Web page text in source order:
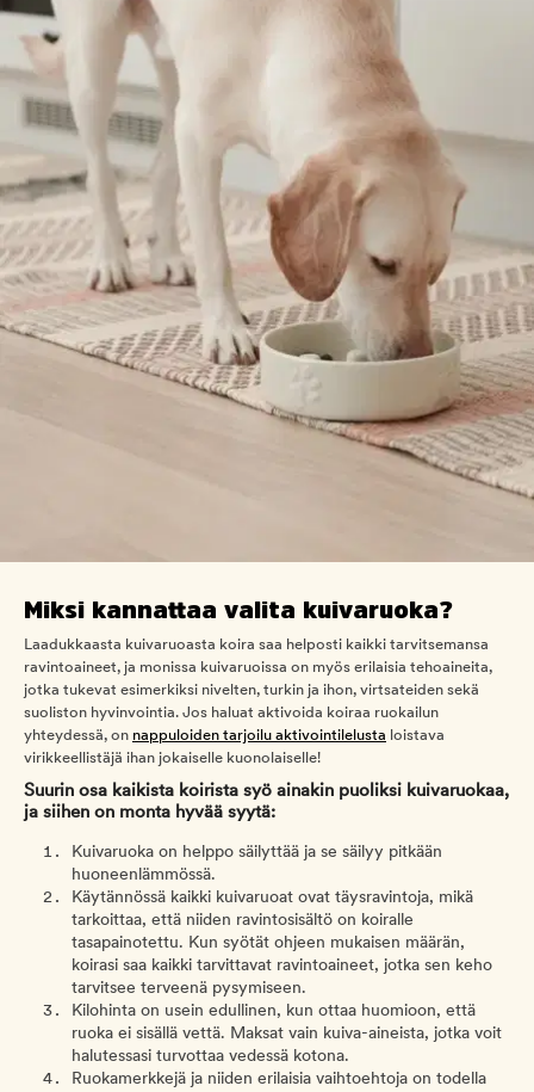
Miksi kannattaa valita kuivaruoka?
Laadukkaasta kuivaruoasta koira saa helposti kaikki tarvitsemansa
ravintoaineet, ja monissa kuivaruoissa on myös erilaisia tehoaineita,
jotka tukevat esimerkiksi nivelten, turkin ja ihon, virtsateiden sekä
suoliston hyvinvointia. Jos haluat aktivoida koiraa ruokailun
yhteydessä, on nappuloiden tarjoilu aktivointilelusta loistava
virikkeellistäjä ihan jokaiselle kuonolaiselle!
Suurin osa kaikista koirista syö ainakin puoliksi kuivaruokaa,
ja siihen on monta hyvää syytä:
Kuivaruoka on helppo säilyttää ja se säilyy pitkään
huoneenlämmössä.
Käytännössä kaikki kuivaruoat ovat täysravintoja, mikä
tarkoittaa, että niiden ravintosisältö on koiralle
tasapainotettu. Kun syötät ohjeen mukaisen määrän,
koirasi saa kaikki tarvittavat ravintoaineet, jotka sen keho
tarvitsee terveenä pysymiseen.
Kilohinta on usein edullinen, kun ottaa huomioon, että
ruoka ei sisällä vettä. Maksat vain kuiva-aineista, jotka voit
halutessasi turvottaa vedessä kotona.
Ruokamerkkejä ja niiden erilaisia vaihtoehtoja on todella